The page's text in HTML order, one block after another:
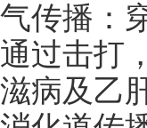
气传播：
通过击打
滋病及乙